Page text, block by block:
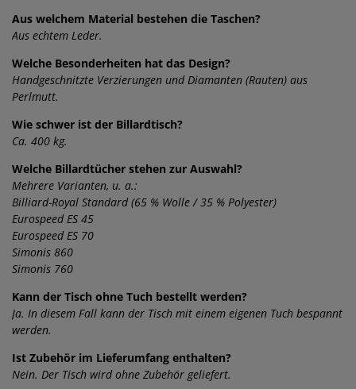
Aus welchem Material bestehen die Taschen?
Aus echtem Leder.
Welche Besonderheiten hat das Design?
Handgeschnitzte Verzierungen und Diamanten (Rauten) aus
Perlmutt.
Wie schwer ist der Billardtisch?
Ca. 400 kg.
Welche Billardtücher stehen zur Auswahl?
Mehrere Varianten, u. a.:
Billiard-Royal Standard (65 % Wolle / 35 % Polyester)
Eurospeed ES 45
Eurospeed ES 70
Simonis 860
Simonis 760
Kann der Tisch ohne Tuch bestellt werden?
Ja. In diesem Fall kann der Tisch mit einem eigenen Tuch bespannt
werden.
Ist Zubehör im Lieferumfang enthalten?
Nein. Der Tisch wird ohne Zubehör geliefert.